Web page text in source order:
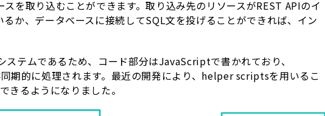
を取り込むことができます。取り込み先のリソースがREST APIのイ
るか、データベースに接続してSQL文を投げることができれば、イン
テムであるため、コード部分はJavaScriptで書かれており、
期的に処理されます。最近の開発により、helper scriptsを用いるこ
きるようになりました。